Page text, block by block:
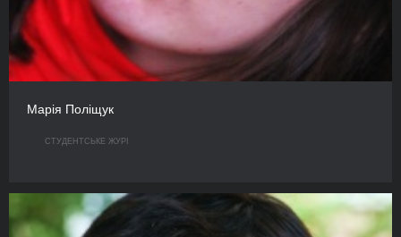
Марія Поліщук
СТУДЕНТСЬКЕ ЖУРІ